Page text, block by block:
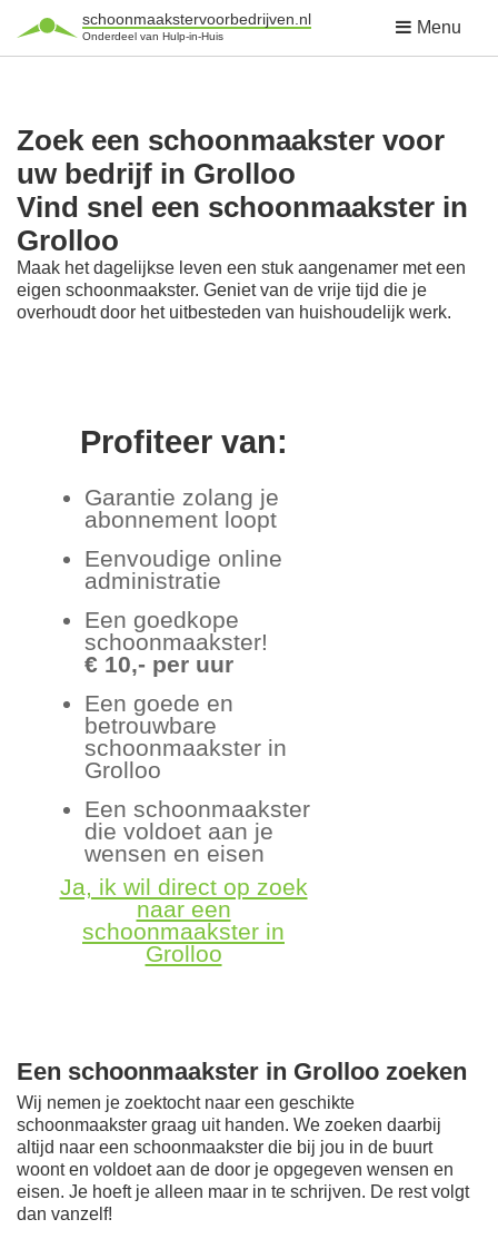
schoonmaakstervoorbedrijven.nl
Onderdeel van Hulp-in-Huis Menu
Zoek een schoonmaakster voor
uw bedrijf in Grolloo
Vind snel een schoonmaakster in
Grolloo
Maak het dagelijkse leven een stuk aangenamer met een
eigen schoonmaakster. Geniet van de vrije tijd die je
overhoudt door het uitbesteden van huishoudelijk werk.
Profiteer van:
Garantie zolang je
abonnement loopt
Eenvoudige online
administratie
Een goedkope
schoonmaakster!
€ 10,- per uur
Een goede en
betrouwbare
schoonmaakster in
Grolloo
Een schoonmaakster
die voldoet aan je
wensen en eisen
Ja, ik wil direct op zoek
naar een
schoonmaakster in
Grolloo
Een schoonmaakster in Grolloo zoeken
Wij nemen je zoektocht naar een geschikte
schoonmaakster graag uit handen. We zoeken daarbij
altijd naar een schoonmaakster die bij jou in de buurt
woont en voldoet aan de door je opgegeven wensen en
eisen. Je hoeft je alleen maar in te schrijven. De rest volgt
dan vanzelf!